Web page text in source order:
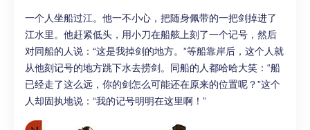
一个人坐船过江。他一不小心，把随身佩带的一把剑掉进了
江水里。他赶紧低头，用小刀在船舷上刻了一个记号，然后
对同船的人说：“这是我掉剑的地方。”等船靠岸后，这个人就
从他刻记号的地方跳下水去捞剑。同船的人都哈哈大笑：“船
已经走了这么远，你的剑怎么可能还在原来的位置呢？”这个
人却固执地说：“我的记号明明在这里啊！”